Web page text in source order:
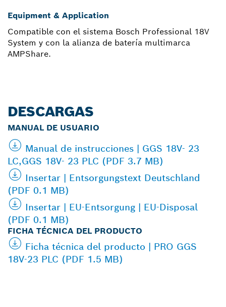
Equipment & Application
Compatible con el sistema Bosch Professional 18V
System y con la alianza de batería multimarca
AMPShare.
DESCARGAS
MANUAL DE USUARIO
Manual de instrucciones | GGS 18V- 23
LC,GGS 18V- 23 PLC (PDF 3.7 MB)
Insertar | Entsorgungstext Deutschland
(PDF 0.1 MB)
Insertar | EU-Entsorgung | EU-Disposal
(PDF 0.1 MB)
FICHA TÉCNICA DEL PRODUCTO
Ficha técnica del producto | PRO GGS
18V-23 PLC (PDF 1.5 MB)